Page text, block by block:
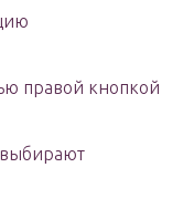
правой кнопкой